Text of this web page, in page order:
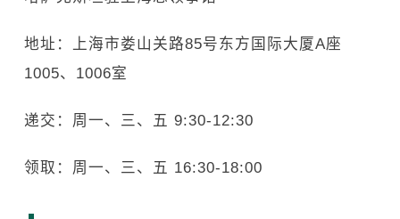
地址：上海市娄山关路85号东方国际大厦A座
1005、1006室
递交：周一、三、五 9:30-12:30
领取：周一、三、五 16:30-18:00